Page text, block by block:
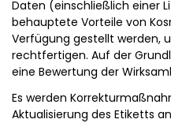
Daten (einschließlich einer
behauptete Vorteile von
Verfügung gestellt werden,
rechtfertigen. Auf der
eine Bewertung der
Es werden
Aktualisierung des Etiketts